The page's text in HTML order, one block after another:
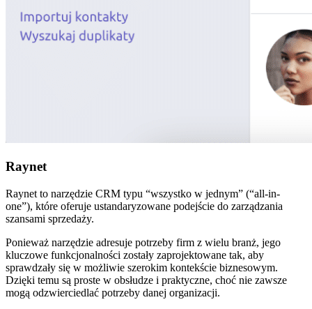
Raynet
Raynet to narzędzie CRM typu “wszystko w jednym” (“all-in-
one”), które oferuje ustandaryzowane podejście do zarządzania
szansami sprzedaży.
Ponieważ narzędzie adresuje potrzeby firm z wielu branż, jego
kluczowe funkcjonalności zostały zaprojektowane tak, aby
sprawdzały się w możliwie szerokim kontekście biznesowym.
Dzięki temu są proste w obsłudze i praktyczne, choć nie zawsze
mogą odzwierciedlać potrzeby danej organizacji.